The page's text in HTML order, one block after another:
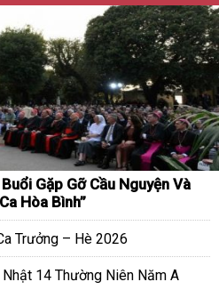
Gặp Gỡ Cầu Nguyện Và
Hòa Bình”
Trưởng – Hè 2026
14 Thường Niên Năm A